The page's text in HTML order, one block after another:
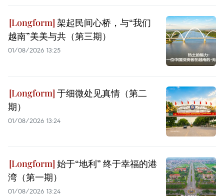
架起民间心桥，与“我们
越南”美美与共（第三期）
01/08/2026 13:25
于细微处见真情（第二
期）
01/08/2026 13:24
始于“地利” 终于幸福的港
湾（第一期）
01/08/2026 13:24